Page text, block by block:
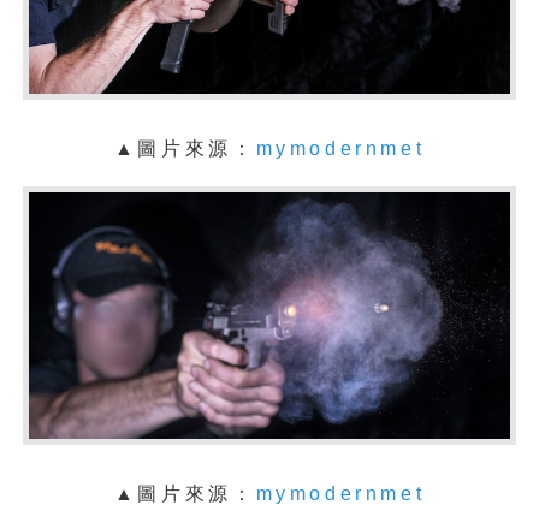
▲圖片來源： mymodernmet
▲圖片來源： mymodernmet